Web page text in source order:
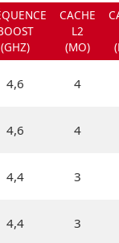
(GHZ)
CACHE
L2
(MO)
4,6 4
4,6 4
4,4 3
4,4 3